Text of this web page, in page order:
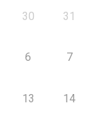
30 31
6 7
13 14